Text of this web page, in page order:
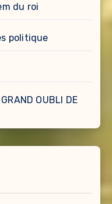
du roi
politique
OUBLI DE